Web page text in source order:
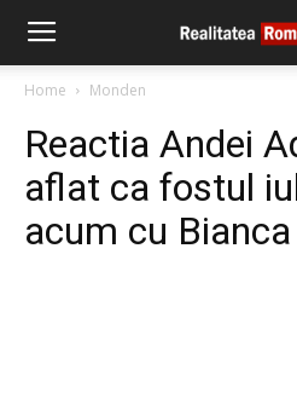
Home Monden
Reactia Andei
aflat ca fostul
acum cu